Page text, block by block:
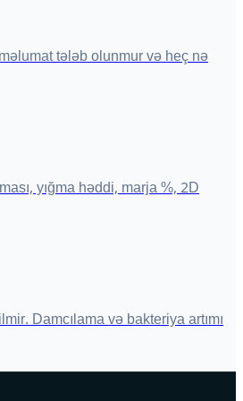
tələb olunmur və heç nə
yığma həddi, marja %, 2D
Damcılama və bakteriya artımı